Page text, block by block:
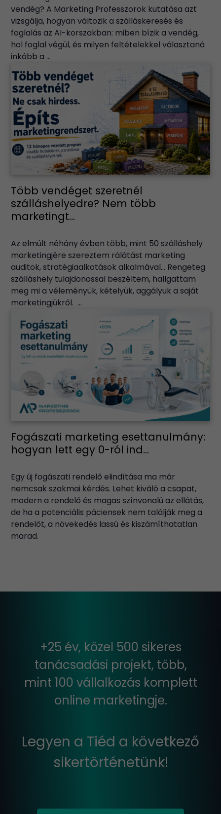
vendég? A Marketing Professzorok kutatása azt
vizsgálja, hogyan változik a szálláskeresés és
foglalás az AI-korszakban: miben bízik a vendég,
hol foglal végül, és milyen feltételekkel választaná
inkább a ...
Több vendéget szeretnél
szálláshelyedre? Nem több
marketingt...
Az elmúlt néhány évben több, mint 50 szálláshely
marketingjére szereztem rálátást marketing
auditok, stratégiaalkotások alkalmával… Rengeteg
szálláshely tulajdonossal beszéltem, hallgattam
meg mi a véleményük, kételyük, aggályuk a saját
marketingjükről. ...
Fogászati marketing esettanulmány:
hogyan lett egy 0-ról ind...
Egy új fogászati rendelő elindítása ma már
nemcsak szakmai kérdés. Lehet kiváló a csapat,
modern a rendelő és magas színvonalú az ellátás,
de ha a potenciális páciensek nem találják meg a
rendelőt, a növekedés lassú és kiszámíthatatlan
marad.
+25 év, közel 500 sikeres
tanácsadási projekt, több,
mint 100 vállalkozás komplett
online marketingje.
Legyen a Tiéd a következő
sikertörténetünk!